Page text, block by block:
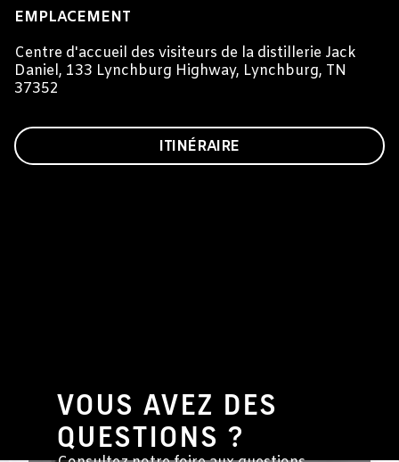
EMPLACEMENT
Centre d'accueil des visiteurs de la distillerie Jack
Daniel, 133 Lynchburg Highway, Lynchburg, TN
37352
ITINÉRAIRE
VOUS AVEZ DES
QUESTIONS ?